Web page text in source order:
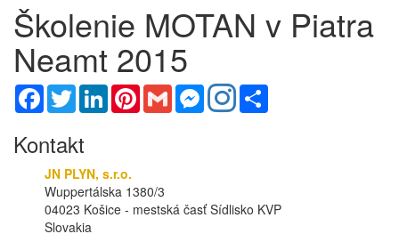
Školenie MOTAN v Piatra
Neamt 2015
Facebook
TwitterLinkedInPinterestGmail Messenger
Kontakt
JN PLYN, s.r.o.
Wuppertálska 1380/3
04023 Košice - mestská časť Sídlisko KVP
Slovakia